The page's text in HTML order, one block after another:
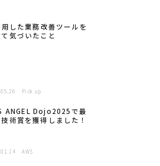
した業務改善ツールを
気づいたこと
Pick up
ANGEL Dojo2025で最
術賞を獲得しました！
AWS